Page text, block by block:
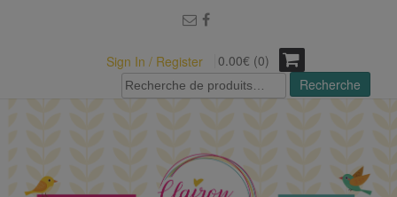
Sign In / Register
0.00€ (0)
Recherche
pour :
Recherche